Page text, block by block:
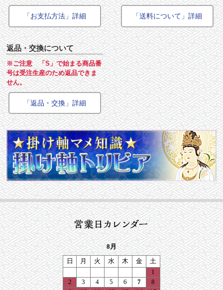
「お支払方法」詳細 「送料について」詳細
返品・交換について
※ご注意 「S」で始まる商品番
号は受注生産のため返品できま
せん。
「返品・交換」詳細